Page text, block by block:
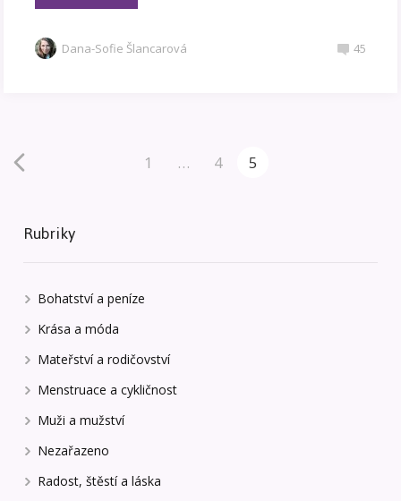
Dana-Sofie Šlancarová 45
1 … 4 5
Rubriky
Bohatství a peníze
Krása a móda
Mateřství a rodičovství
Menstruace a cykličnost
Muži a mužství
Nezařazeno
Radost, štěstí a láska